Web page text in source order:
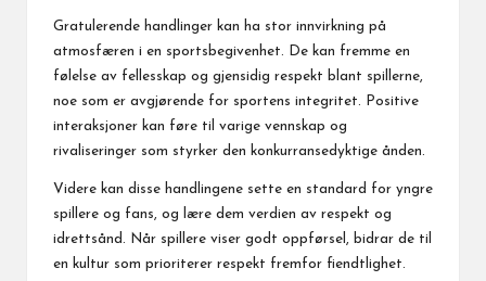
Gratulerende handlinger kan ha stor innvirkning på
atmosfæren i en sportsbegivenhet. De kan fremme en
følelse av fellesskap og gjensidig respekt blant spillerne,
noe som er avgjørende for sportens integritet. Positive
interaksjoner kan føre til varige vennskap og
rivaliseringer som styrker den konkurransedyktige ånden.
Videre kan disse handlingene sette en standard for yngre
spillere og fans, og lære dem verdien av respekt og
idrettsånd. Når spillere viser godt oppførsel, bidrar de til
en kultur som prioriterer respekt fremfor fiendtlighet.